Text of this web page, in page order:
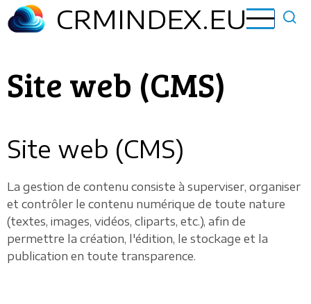
Aller
au
CRMINDEX.EU
Site web (CMS)
Site web (CMS)
La gestion de contenu consiste à superviser, organiser
et contrôler le contenu numérique de toute nature
(textes, images, vidéos, cliparts, etc.), afin de
permettre la création, l'édition, le stockage et la
publication en toute transparence.